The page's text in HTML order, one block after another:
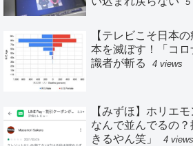
【テレビこそ日本
本を滅ぼす！「コロ
識者が斬る
4 views
【みずほ】ホリエ
なんで並んでるの
きるやん笑」
4 views